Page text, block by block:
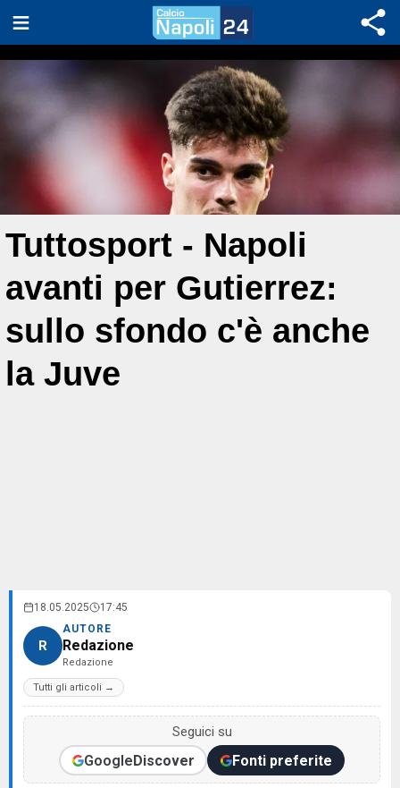
Tuttosport - Napoli
avanti per Gutierrez:
sullo sfondo c'è anche
la Juve
18.05.2025 17:45
R
AUTORE
Redazione
Redazione
Tutti gli articoli →
Seguici su
GoogleDiscover Fonti preferite